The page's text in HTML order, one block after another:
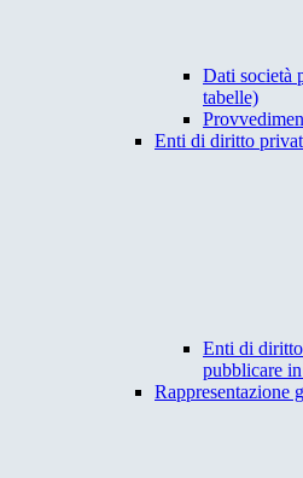
Dati società
tabelle)
Enti di diritto
Enti di
pubblicare
Rappresentazione